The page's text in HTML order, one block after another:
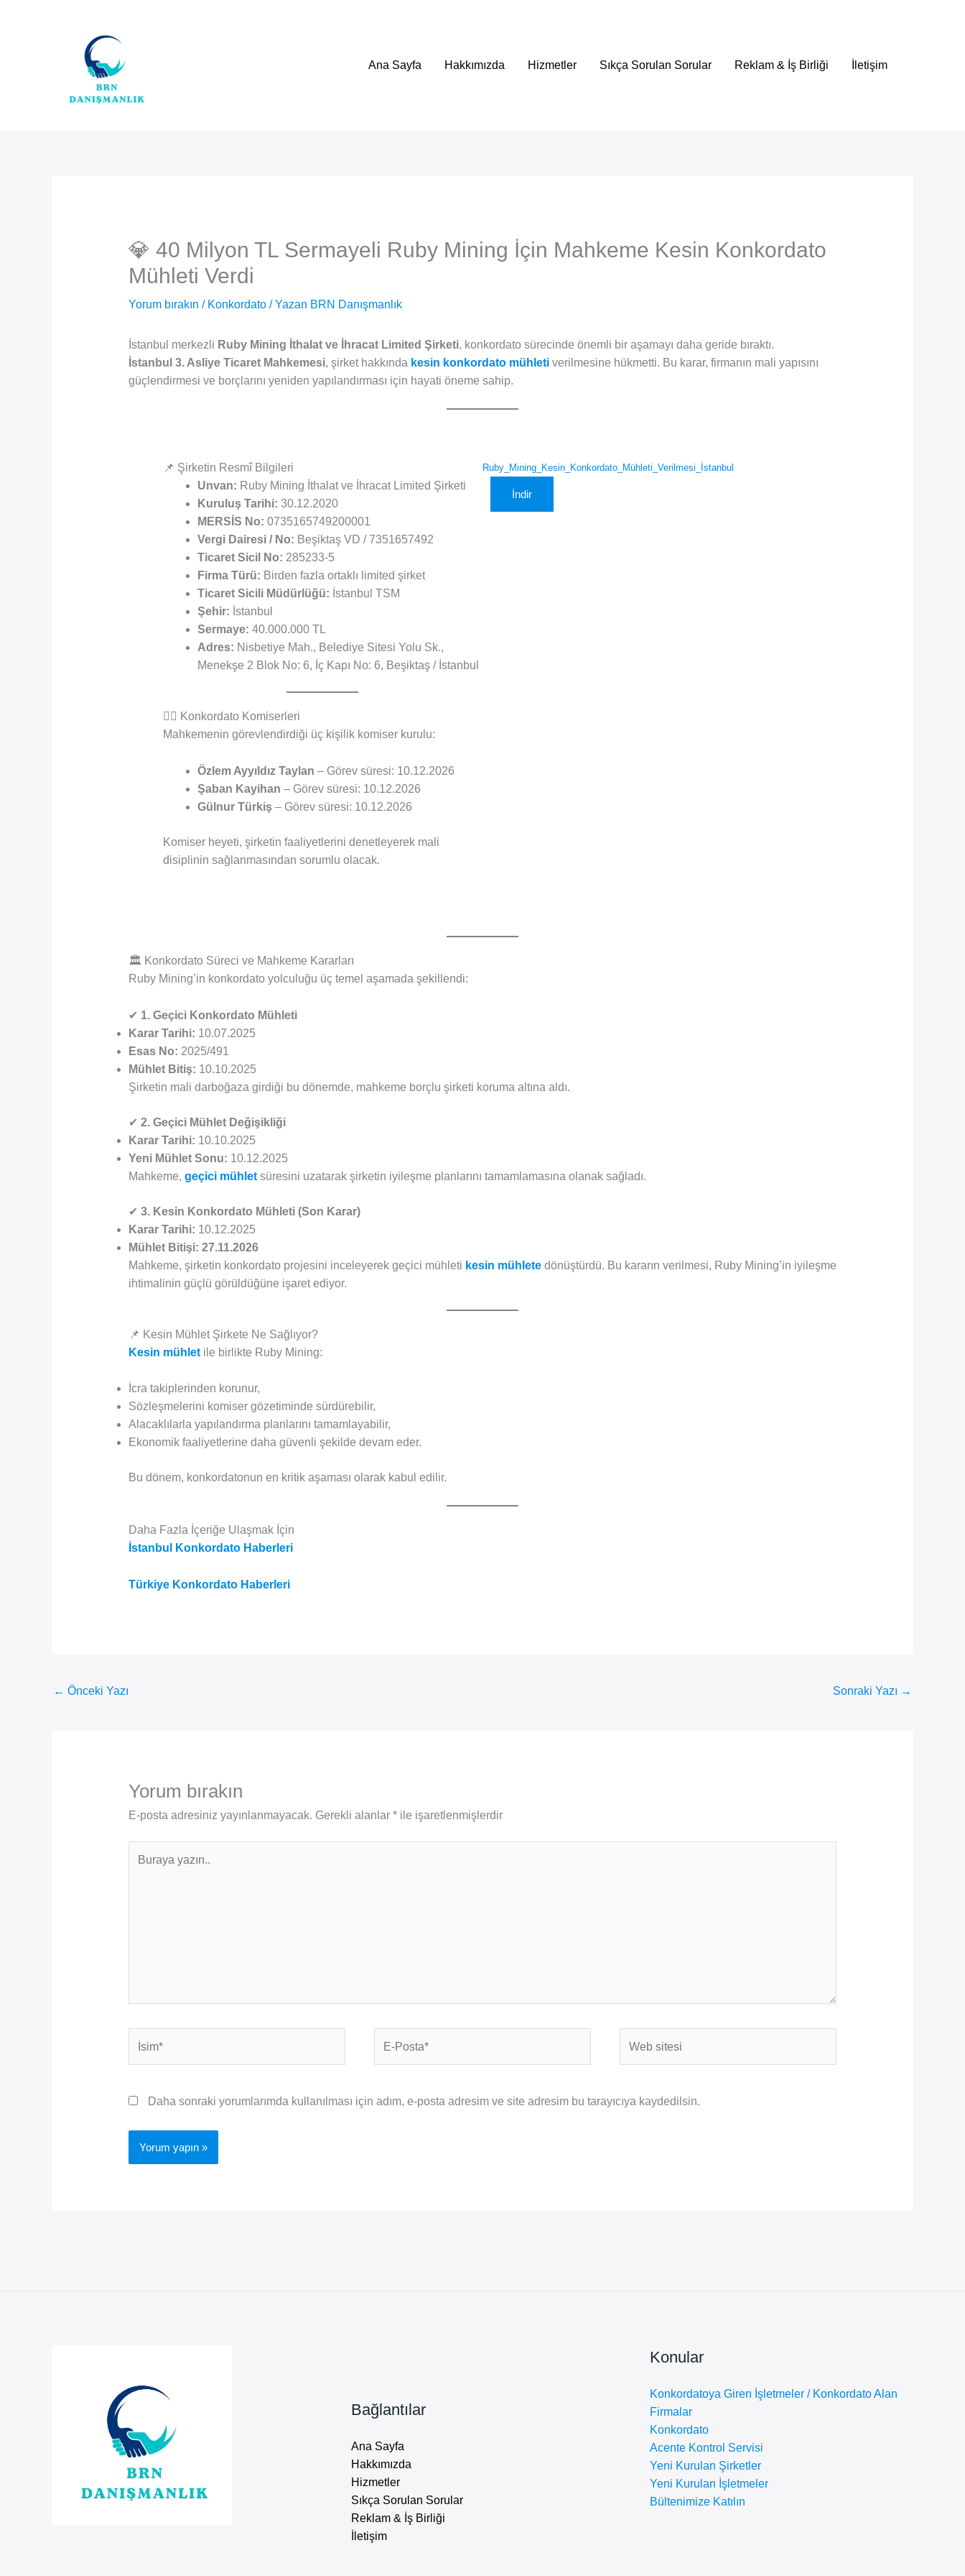
Ana Sayfa Hakkımızda Hizmetler Sıkça Sorulan Sorular Reklam & İş Birliği İletişim
💎 40 Milyon TL Sermayeli Ruby Mining İçin Mahkeme Kesin Konkordato
Mühleti Verdi
Yorum bırakın / Konkordato/ Yazan BRN Danışmanlık
İstanbul merkezli Ruby Mining İthalat ve İhracat Limited Şirketi, konkordato sürecinde önemli bir aşamayı daha geride bıraktı.
İstanbul 3. Asliye Ticaret Mahkemesi, şirket hakkında kesin konkordato mühletiverilmesine hükmetti. Bu karar, firmanın mali yapısını
güçlendirmesi ve borçlarını yeniden yapılandırması için hayati öneme sahip.
📌 Şirketin Resmî Bilgileri
Unvan: Ruby Mining İthalat ve İhracat Limited Şirketi
Kuruluş Tarihi: 30.12.2020
MERSİS No: 0735165749200001
Vergi Dairesi / No: Beşiktaş VD / 7351657492
Ticaret Sicil No: 285233-5
Firma Türü: Birden fazla ortaklı limited şirket
Ticaret Sicili Müdürlüğü: İstanbul TSM
Şehir: İstanbul
Sermaye: 40.000.000 TL
Adres: Nisbetiye Mah., Belediye Sitesi Yolu Sk.,
Menekşe 2 Blok No: 6, İç Kapı No: 6, Beşiktaş / İstanbul
👩‍⚖️ Konkordato Komiserleri
Mahkemenin görevlendirdiği üç kişilik komiser kurulu:
Özlem Ayyıldız Taylan – Görev süresi: 10.12.2026
Şaban Kayihan – Görev süresi: 10.12.2026
Gülnur Türkiş– Görev süresi: 10.12.2026
Komiser heyeti, şirketin faaliyetlerini denetleyerek mali
disiplinin sağlanmasından sorumlu olacak.
Ruby_Mining_Kesin_Konkordato_Mühleti_Verilmesi_İstanbul
İndir
🏛 Konkordato Süreci ve Mahkeme Kararları
Ruby Mining’in konkordato yolculuğu üç temel aşamada şekillendi:
✔ 1. Geçici Konkordato Mühleti
Karar Tarihi: 10.07.2025
Esas No: 2025/491
Mühlet Bitiş: 10.10.2025
Şirketin mali darboğaza girdiği bu dönemde, mahkeme borçlu şirketi koruma altına aldı.
✔ 2. Geçici Mühlet Değişikliği
Karar Tarihi: 10.10.2025
Yeni Mühlet Sonu: 10.12.2025
Mahkeme, geçici mühlet süresini uzatarak şirketin iyileşme planlarını tamamlamasına olanak sağladı.
✔ 3. Kesin Konkordato Mühleti (Son Karar)
Karar Tarihi: 10.12.2025
Mühlet Bitişi: 27.11.2026
Mahkeme, şirketin konkordato projesini inceleyerek geçici mühleti kesin mühlete dönüştürdü. Bu kararın verilmesi, Ruby Mining’in iyileşme
ihtimalinin güçlü görüldüğüne işaret ediyor.
📌 Kesin Mühlet Şirkete Ne Sağlıyor?
Kesin mühletile birlikte Ruby Mining:
İcra takiplerinden korunur,
Sözleşmelerini komiser gözetiminde sürdürebilir,
Alacaklılarla yapılandırma planlarını tamamlayabilir,
Ekonomik faaliyetlerine daha güvenli şekilde devam eder.
Bu dönem, konkordatonun en kritik aşaması olarak kabul edilir.
Daha Fazla İçeriğe Ulaşmak İçin
İstanbul Konkordato Haberleri
Türkiye Konkordato Haberleri
← Önceki Yazı Sonraki Yazı →
Yorum bırakın
E-posta adresiniz yayınlanmayacak. Gerekli alanlar *ile işaretlenmişlerdir
yazın..
Posta*
sitesi
Daha sonraki yorumlarımda kullanılması için adım, e-posta adresim ve site adresim bu tarayıcıya kaydedilsin.
Bağlantılar
Ana Sayfa
Hakkımızda
Hizmetler
Sıkça Sorulan Sorular
Reklam & İş Birliği
İletişim
Konular
Konkordatoya Giren İşletmeler / Konkordato Alan
Firmalar
Konkordato
Acente Kontrol Servisi
Yeni Kurulan Şirketler
Yeni Kurulan İşletmeler
Bültenimize Katılın